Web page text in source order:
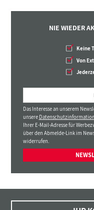
NIE WIEDER
Keine
Von
Das Interesse an unserem
unsere
Ihrer E-Mail-Adresse für
über den Abmelde-Link im
widerrufen.